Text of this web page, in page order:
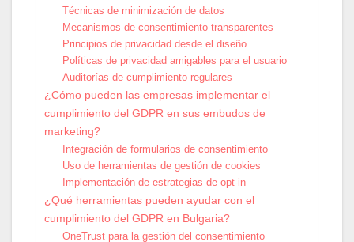
Técnicas de minimización de datos
Mecanismos de consentimiento transparentes
Principios de privacidad desde el diseño
Políticas de privacidad amigables para el usuario
Auditorías de cumplimiento regulares
¿Cómo pueden las empresas implementar el
cumplimiento del GDPR en sus embudos de
marketing?
Integración de formularios de consentimiento
Uso de herramientas de gestión de cookies
Implementación de estrategias de opt-in
¿Qué herramientas pueden ayudar con el
cumplimiento del GDPR en Bulgaria?
OneTrust para la gestión del consentimiento